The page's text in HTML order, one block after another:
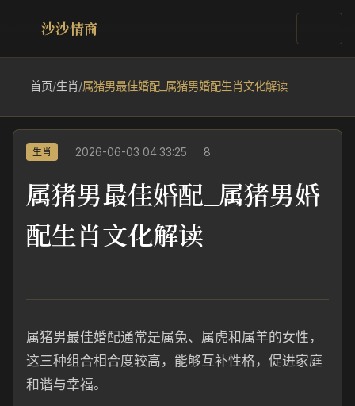
沙沙情商
首页/生肖/属猪男最佳婚配_属猪男婚配生肖文化解读
生肖 2026-06-03 04:33:25 8
属猪男最佳婚配_属猪男婚
配生肖文化解读
属猪男最佳婚配通常是属兔、属虎和属羊的女性，
这三种组合相合度较高，能够互补性格，促进家庭
和谐与幸福。